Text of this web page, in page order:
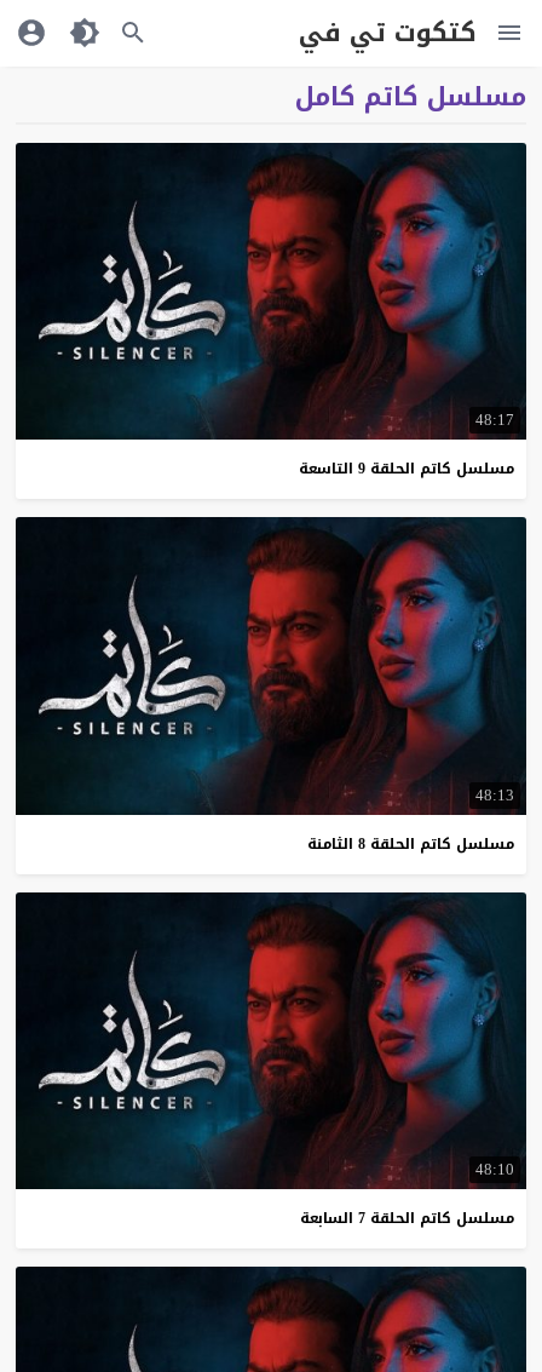
كتكوت تي في
مسلسل كاتم كامل
48:17
مسلسل كاتم الحلقة 9 التاسعة
48:13
مسلسل كاتم الحلقة 8 الثامنة
48:10
مسلسل كاتم الحلقة 7 السابعة